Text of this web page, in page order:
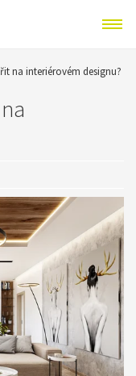
na interiérovém designu?